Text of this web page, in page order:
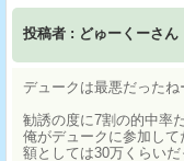
投稿者 : どゅーくーさん
デュークは最悪だったね
勧誘の度に7割の的中率
俺がデュークに参加して
額としては30万くらい